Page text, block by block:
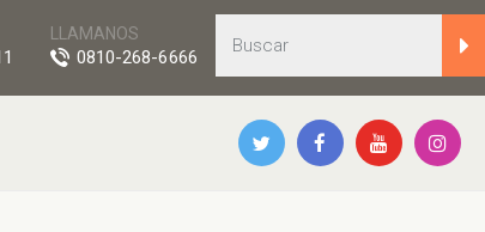
LLAMANOS
0810-268-6666